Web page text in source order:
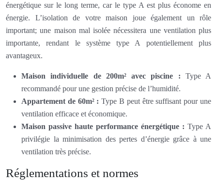
énergétique sur le long terme, car le type A est plus économe en
énergie. L’isolation de votre maison joue également un rôle
important; une maison mal isolée nécessitera une ventilation plus
importante, rendant le système type A potentiellement plus
avantageux.
Maison individuelle de 200m² avec piscine : Type A
recommandé pour une gestion précise de l’humidité.
Appartement de 60m² :Type B peut être suffisant pour une
ventilation efficace et économique.
Maison passive haute performance énergétique : Type A
privilégie la minimisation des pertes d’énergie grâce à une
ventilation très précise.
Réglementations et normes